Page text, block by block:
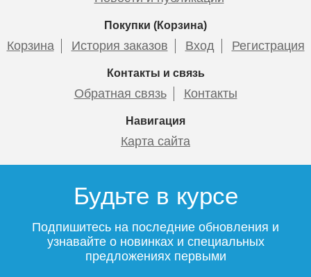
Покупки (Корзина)
Корзина История заказов Вход Регистрация
Контакты и связь
Обратная связь Контакты
Навигация
Карта сайта
Будьте в курсе
Подпишитесь на последние обновления и
узнавайте о новинках и специальных
предложениях первыми